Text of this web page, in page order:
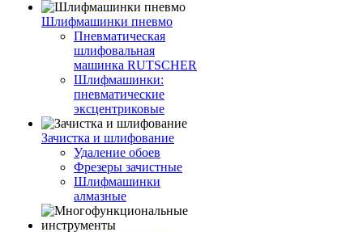
Шлифмашинки пневмо
Пневматическая
шлифовальная
машинка RUTSCHER
Шлифмашинки:
пневматические
эксцентриковые
Зачистка и шлифование
Удаление обоев
Фрезеры зачистные
Шлифмашинки
алмазные